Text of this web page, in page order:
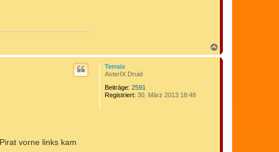
a
c
Terraix
AsterIX Druid
Beiträge: 2591
Registriert: 30. März 2013 18:48
vorne links kam